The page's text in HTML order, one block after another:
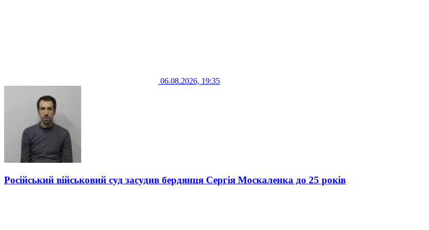
06.08.2026, 19:35
Російський військовий суд засудив бердянця Сергія Москаленка до 25 років